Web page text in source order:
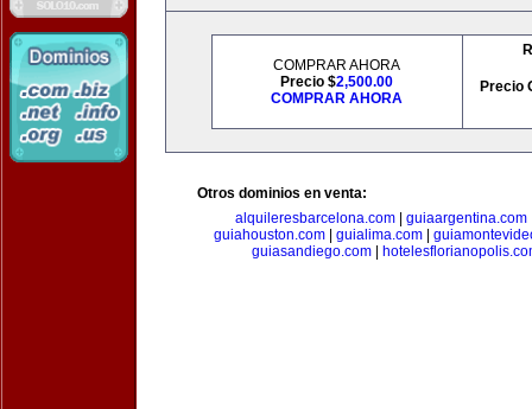
COMPRAR AHORA
Precio $2,500.00
COMPRAR AHORA
Precio
Otros dominios en venta:
alquileresbarcelona.com| guiaargentina.com
guiahouston.com| guialima.com|
guiasandiego.com